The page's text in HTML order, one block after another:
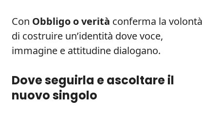
Con Obbligo o verità conferma la volontà
di costruire un’identità dove voce,
immagine e attitudine dialogano.
Dove seguirla e ascoltare il
nuovo singolo